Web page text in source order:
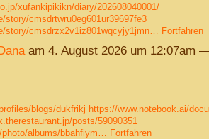
xufankipikikn/diary/202608040001/
story/cmsdrtwru0eg601ur39697fe3
story/cmsdrzx2v1iz801wqcyjy1jmn…
Fortfahren
am 4. August 2026 um 12:07am
blogs/dukfrikj https://www.notebook.ai/
posts/59090351
albums/bbahfiym…
Fortfahren